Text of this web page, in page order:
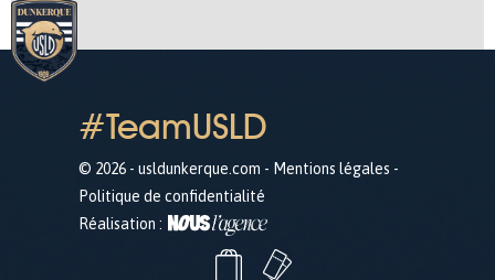
#TeamUSLD
© 2026 - usldunkerque.com - Mentions légales -
Politique de confidentialité
Réalisation :